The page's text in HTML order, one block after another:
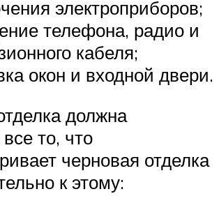
электроприборов;
телефона, радио и
кабеля;
окон и входной двери.
должна
то, что
черновая отделка
к этому: